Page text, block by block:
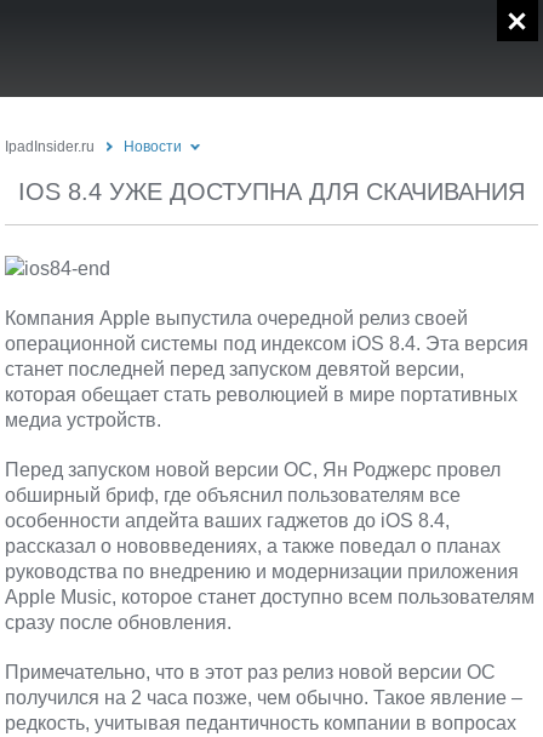
IpadInsider.ru Новости
IOS 8.4 УЖЕ ДОСТУПНА ДЛЯ СКАЧИВАНИЯ
Компания Apple выпустила очередной релиз своей
операционной системы под индексом iOS 8.4. Эта версия
станет последней перед запуском девятой версии,
которая обещает стать революцией в мире портативных
медиа устройств.
Перед запуском новой версии ОС, Ян Роджерс провел
обширный бриф, где объяснил пользователям все
особенности апдейта ваших гаджетов до iOS 8.4,
рассказал о нововведениях, а также поведал о планах
руководства по внедрению и модернизации приложения
Apple Music, которое станет доступно всем пользователям
сразу после обновления.
Примечательно, что в этот раз релиз новой версии ОС
получился на 2 часа позже, чем обычно. Такое явление –
редкость, учитывая педантичность компании в вопросах